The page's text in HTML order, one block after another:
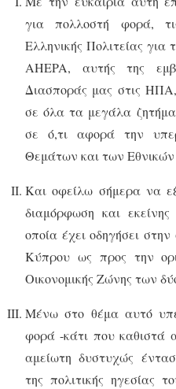
για πολλοστή φορά,
Ελληνικής Πολιτείας για
AHEPA, αυτής της
Διασποράς μας στις
σε όλα τα μεγάλα
σε ό,τι αφορά την
Θεμάτων και των
Και οφείλω σήμερα να
διαμόρφωση και
οποία έχει οδηγήσει
Κύπρου ως προς την
Οικονομικής Ζώνης των
Μένω στο θέμα αυτό
φορά -κάτι που καθιστά
αμείωτη δυστυχώς
της πολιτικής ηγεσίας